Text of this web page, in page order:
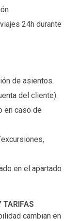
24h durante
de asientos.
del cliente).
en caso de
en el apartado
TARIFAS
cambian en